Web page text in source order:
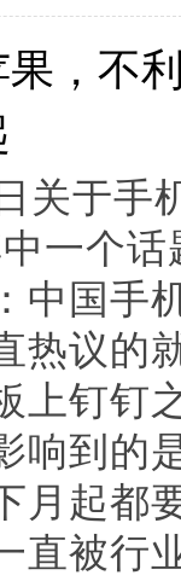
，不
关于手
一个
中国手
热议的
上钉钉
响到的
月起都
直被行